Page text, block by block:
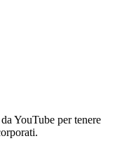
YouTube per tenere